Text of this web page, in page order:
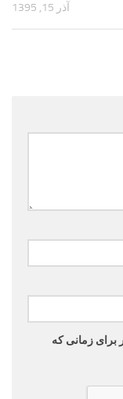
آذر 15, 1395
برای زمانی که